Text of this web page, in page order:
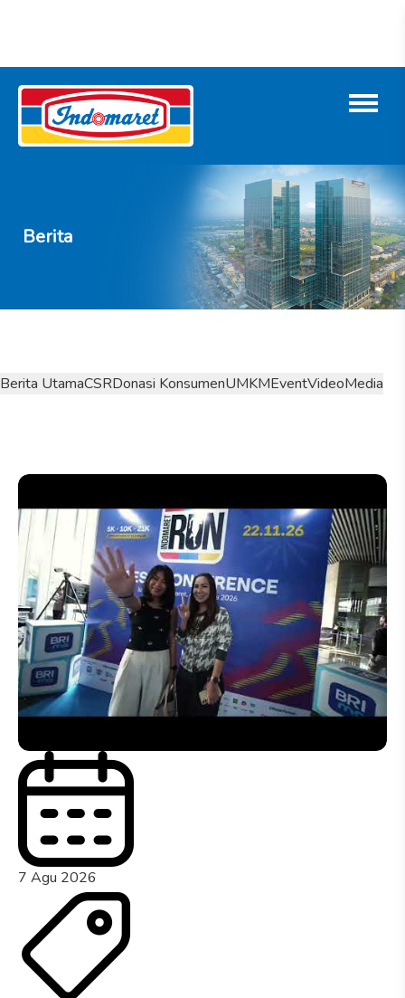
Berita
Berita UtamaCSRDonasi KonsumenUMKMEventVideoMedia
7 Agu 2026